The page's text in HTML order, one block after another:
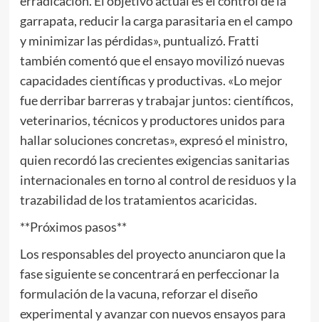
garrapata, reducir la carga parasitaria en el campo
y minimizar las pérdidas», puntualizó. Fratti
también comentó que el ensayo movilizó nuevas
capacidades científicas y productivas. «Lo mejor
fue derribar barreras y trabajar juntos: científicos,
veterinarios, técnicos y productores unidos para
hallar soluciones concretas», expresó el ministro,
quien recordó las crecientes exigencias sanitarias
internacionales en torno al control de residuos y la
trazabilidad de los tratamientos acaricidas.
**Próximos pasos**
Los responsables del proyecto anunciaron que la
fase siguiente se concentrará en perfeccionar la
formulación de la vacuna, reforzar el diseño
experimental y avanzar con nuevos ensayos para